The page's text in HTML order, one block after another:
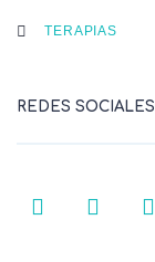
TERAPIAS
REDES SOCIALES